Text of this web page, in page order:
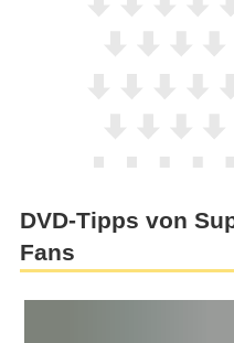
DVD-Tipps von
Fans